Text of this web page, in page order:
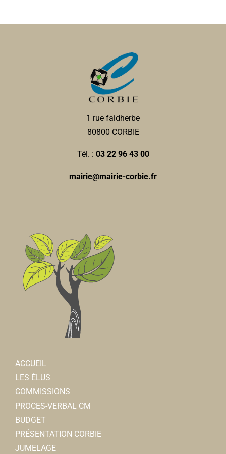
1 rue faidherbe
80800 CORBIE
Tél. : 03 22 96 43 00
mairie@mairie-corbie.fr
ACCUEIL
LES ÉLUS
COMMISSIONS
PROCES-VERBAL CM
BUDGET
PRÉSENTATION CORBIE
JUMELAGE